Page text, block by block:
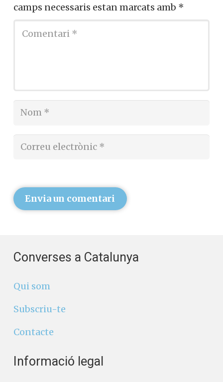
camps necessaris estan marcats amb *
Envia un comentari
Converses a Catalunya
Qui som
Subscriu-te
Contacte
Informació legal